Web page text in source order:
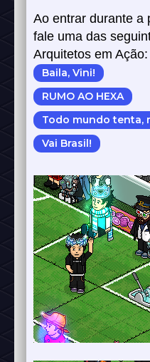
Ao entrar durante a
fale uma das
Arquitetos em Ação:
Baila, Vini!
RUMO AO HEXA
Todo mundo tenta,
Vai Brasil!